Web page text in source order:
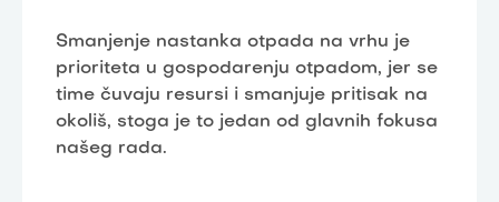
Smanjenje nastanka otpada na vrhu je
prioriteta u gospodarenju otpadom, jer se
time čuvaju resursi i smanjuje pritisak na
okoliš, stoga je to jedan od glavnih fokusa
našeg rada.